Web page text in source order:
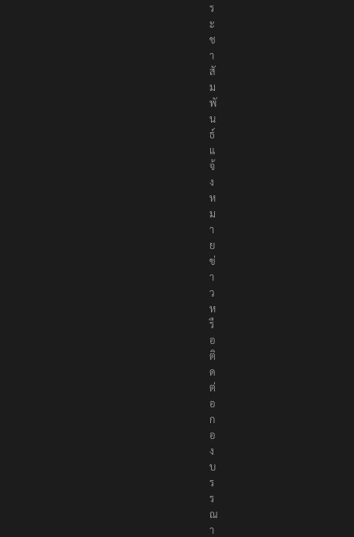
ร
ะ
ช
า
สั
ม
พั
น
ธ์
แ
จ้
ง
ห
ม
า
ย
ข่
า
ว
ห
รื
อ
ติ
ด
ต่
อ
ก
อ
ง
บ
ร
ร
ณ
า